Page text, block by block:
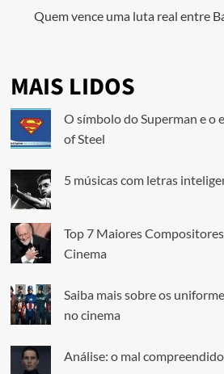
Quem vence uma luta real entre
MAIS LIDOS
O símbolo do Superman e o
of Steel
5 músicas com letras
Top 7 Maiores
Cinema
Saiba mais sobre os
no cinema
Análise: o mal